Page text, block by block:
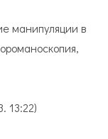
манипуляции в
13:22)